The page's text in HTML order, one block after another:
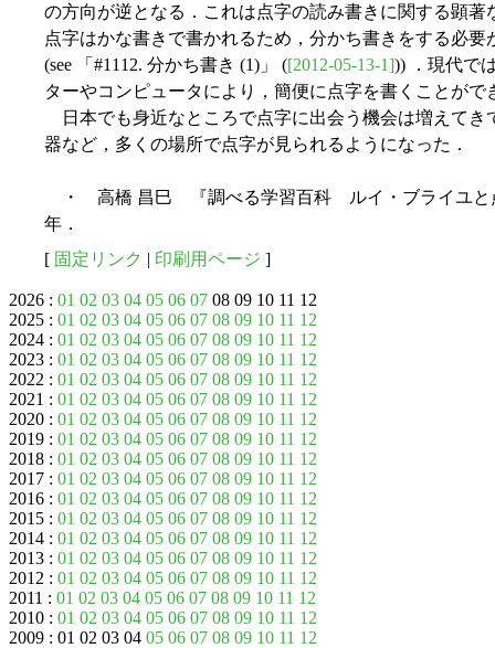
の方向が逆となる．これは点字の読み書きに関する顕
点字はかな書きで書かれるため，分かち書きをする必
(see 「#1112. 分かち書き (1)」 ([2012-05-13-1])) ．現代で
ターやコンピュータにより，簡便に点字を書くことがで
日本でも身近なところで点字に出会う機会は増えてき
器など，多くの場所で点字が見られるようになった．
・ 高橋 昌巳 『調べる学習百科 ルイ・ブライユと
年．
[ 固定リンク | 印刷用ページ ]
2026 : 01 02 03 04 05 06 07 08 09 10 11 12
2025 : 01 02 03 04 05 06 07 08 09 10 11 12
2024 : 01 02 03 04 05 06 07 08 09 10 11 12
2023 : 01 02 03 04 05 06 07 08 09 10 11 12
2022 : 01 02 03 04 05 06 07 08 09 10 11 12
2021 : 01 02 03 04 05 06 07 08 09 10 11 12
2020 : 01 02 03 04 05 06 07 08 09 10 11 12
2019 : 01 02 03 04 05 06 07 08 09 10 11 12
2018 : 01 02 03 04 05 06 07 08 09 10 11 12
2017 : 01 02 03 04 05 06 07 08 09 10 11 12
2016 : 01 02 03 04 05 06 07 08 09 10 11 12
2015 : 01 02 03 04 05 06 07 08 09 10 11 12
2014 : 01 02 03 04 05 06 07 08 09 10 11 12
2013 : 01 02 03 04 05 06 07 08 09 10 11 12
2012 : 01 02 03 04 05 06 07 08 09 10 11 12
2011 : 01 02 03 04 05 06 07 08 09 10 11 12
2010 : 01 02 03 04 05 06 07 08 09 10 11 12
2009 : 01 02 03 04 05 06 07 08 09 10 11 12